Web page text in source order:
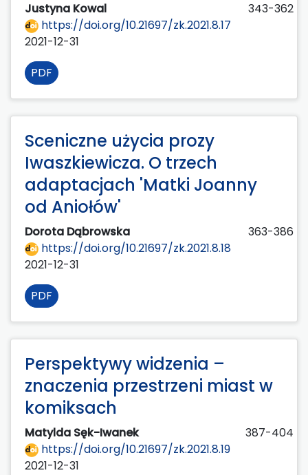
Justyna Kowal
343-362
https://doi.org/10.21697/zk.2021.8.17
2021-12-31
PDF
Sceniczne użycia prozy
Iwaszkiewicza. O trzech
adaptacjach 'Matki Joanny
od Aniołów'
Dorota Dąbrowska
363-386
https://doi.org/10.21697/zk.2021.8.18
2021-12-31
PDF
Perspektywy widzenia –
znaczenia przestrzeni miast w
komiksach
Matylda Sęk-Iwanek
387-404
https://doi.org/10.21697/zk.2021.8.19
2021-12-31